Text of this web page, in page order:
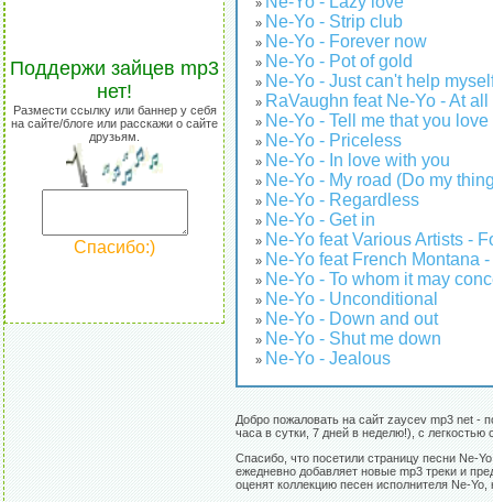
Поддержи зайцев mp3
нет!
Размести ссылку или баннер у себя
на сайте/блоге или расскажи о сайте
друзьям.
Спасибо:)
»
» Ne-Yo - Strip club
» Ne-Yo - Forever now
» Ne-Yo - Pot of gold
» Ne-Yo - Just can't help
» RaVaughn feat Ne-Yo - At all
» Ne-Yo - Tell me that you love
» Ne-Yo - Priceless
» Ne-Yo - In love with you
» Ne-Yo - My road (Do my
» Ne-Yo - Regardless
» Ne-Yo - Get in
» Ne-Yo feat Various Artists -
» Ne-Yo feat French Montana
» Ne-Yo - To whom it may
» Ne-Yo - Unconditional
» Ne-Yo - Down and out
» Ne-Yo - Shut me down
» Ne-Yo - Jealous
Добро пожаловать на сайт zaycev mp3 net -
часа в сутки, 7 дней в неделю!), с
Спасибо, что посетили страницу песни Ne-
ежедневно добавляет новые mp3 треки и
оценят коллекцию песен исполнителя Ne-